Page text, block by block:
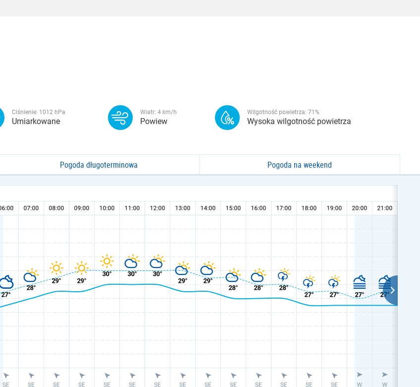
Ciśnienie: 1012 hPa
Umiarkowane
Wiatr: 4 km/h
Powiew
Wilgotność powietrza: 71 %
Wysoka wilgotność powietrza
Pogoda długoterminowa Pogoda na weekend